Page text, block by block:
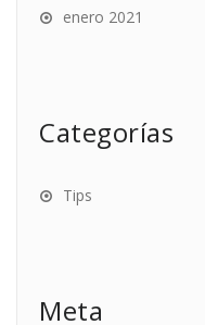
enero 2021
Categorías
Tips
Meta